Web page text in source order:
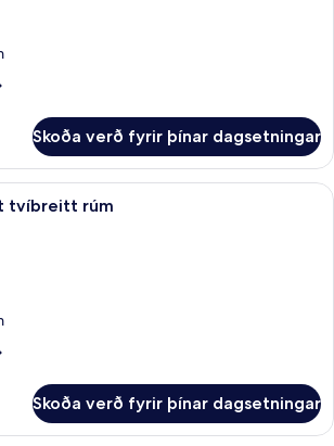
Skoða verð fyrir þínar dagsetningar
Rúmföt af bestu gerð, dúnsængur,
tvíbreitt rúm
Skoða verð fyrir þínar dagsetningar